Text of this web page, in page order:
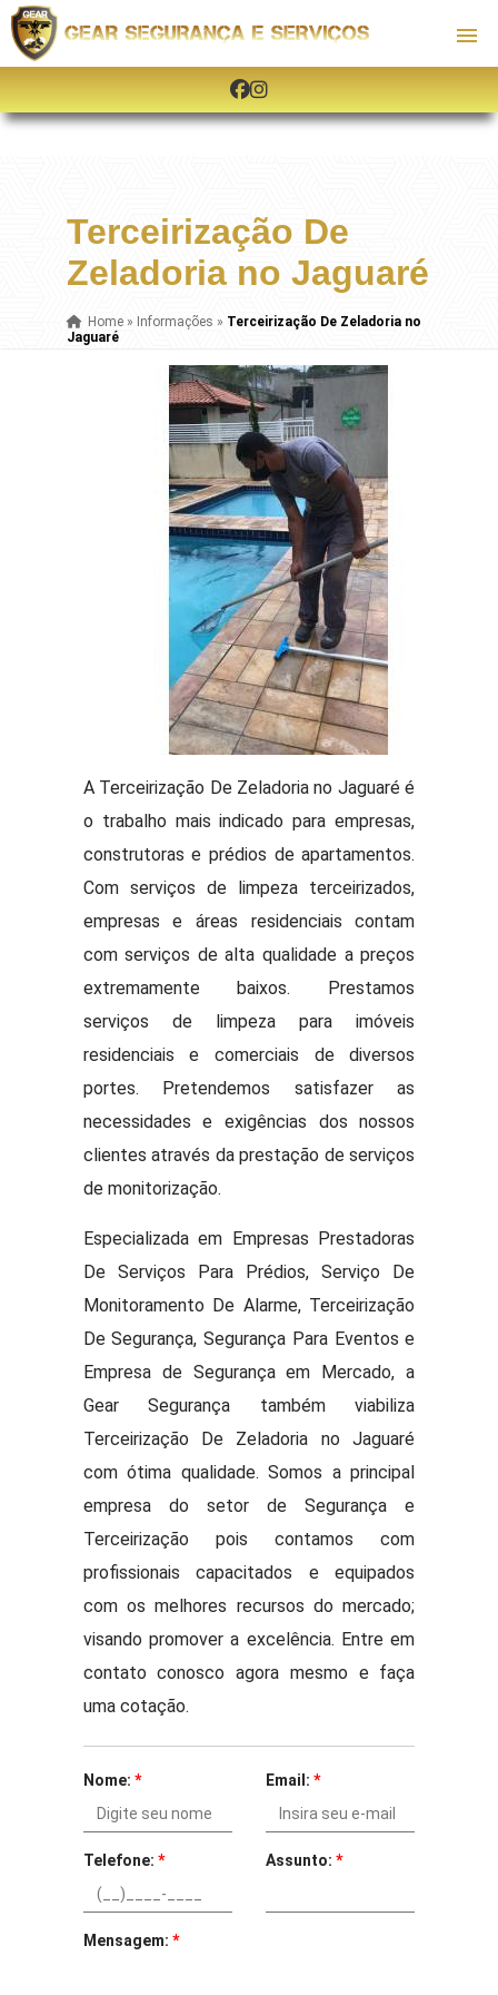
Terceirização De
Zeladoria no Jaguaré
Home» Informações » Terceirização De Zeladoria no
Jaguaré
A Terceirização De Zeladoria no Jaguaré é
o trabalho mais indicado para empresas,
construtoras e prédios de apartamentos.
Com serviços de limpeza terceirizados,
empresas e áreas residenciais contam
com serviços de alta qualidade a preços
extremamente baixos. Prestamos
serviços de limpeza para imóveis
residenciais e comerciais de diversos
portes. Pretendemos satisfazer as
necessidades e exigências dos nossos
clientes através da prestação de serviços
de monitorização.
Especializada em Empresas Prestadoras
De Serviços Para Prédios, Serviço De
Monitoramento De Alarme, Terceirização
De Segurança, Segurança Para Eventos e
Empresa de Segurança em Mercado, a
Gear Segurança também viabiliza
Terceirização De Zeladoria no Jaguaré
com ótima qualidade. Somos a principal
empresa do setor de Segurança e
Terceirização pois contamos com
profissionais capacitados e equipados
com os melhores recursos do mercado;
visando promover a excelência. Entre em
contato conosco agora mesmo e faça
uma cotação.
Nome: * Email: *
Telefone: * Assunto: *
Mensagem: *